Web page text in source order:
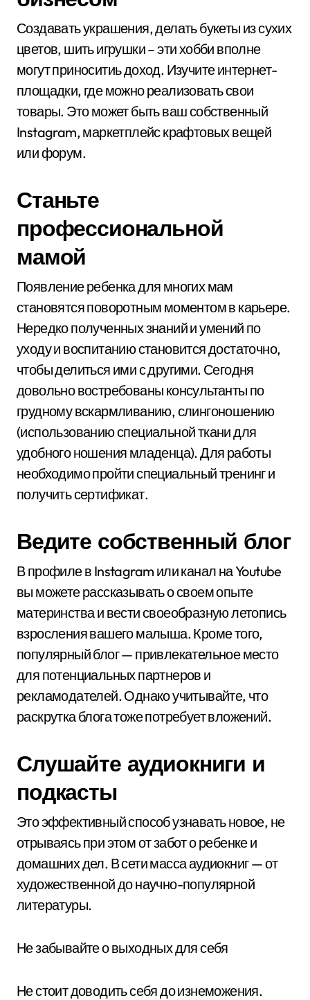
Создавать украшения, делать букеты из сухих
цветов, шить игрушки – эти хобби вполне
могут приноситиь доход. Изучите интернет-
площадки, где можно реализовать свои
товары. Это может быть ваш собственный
Instagram, маркетплейс крафтовых вещей
или форум.
Станьте
профессиональной
мамой
Появление ребенка для многих мам
становятся поворотным моментом в карьере.
Нередко полученных знаний и умений по
уходу и воспитанию становится достаточно,
чтобы делиться ими с другими. Сегодня
довольно востребованы консультанты по
грудному вскармливанию, слингоношению
(использованию специальной ткани для
удобного ношения младенца). Для работы
необходимо пройти специальный тренинг и
получить сертификат.
Ведите собственный блог
В профиле в Instagram или канал на Youtube
вы можете рассказывать о своем опыте
материнства и вести своеобразную летопись
взросления вашего малыша. Кроме того,
популярный блог — привлекательное место
для потенциальных партнеров и
рекламодателей. Однако учитывайте, что
раскрутка блога тоже потребует вложений.
Слушайте аудиокниги и
подкасты
Это эффективный способ узнавать новое, не
отрываясь при этом от забот о ребенке и
домашних дел. В сети масса аудиокниг — от
художественной до научно-популярной
литературы.
Не забывайте о выходных для себя
Не стоит доводить себя до изнеможения.